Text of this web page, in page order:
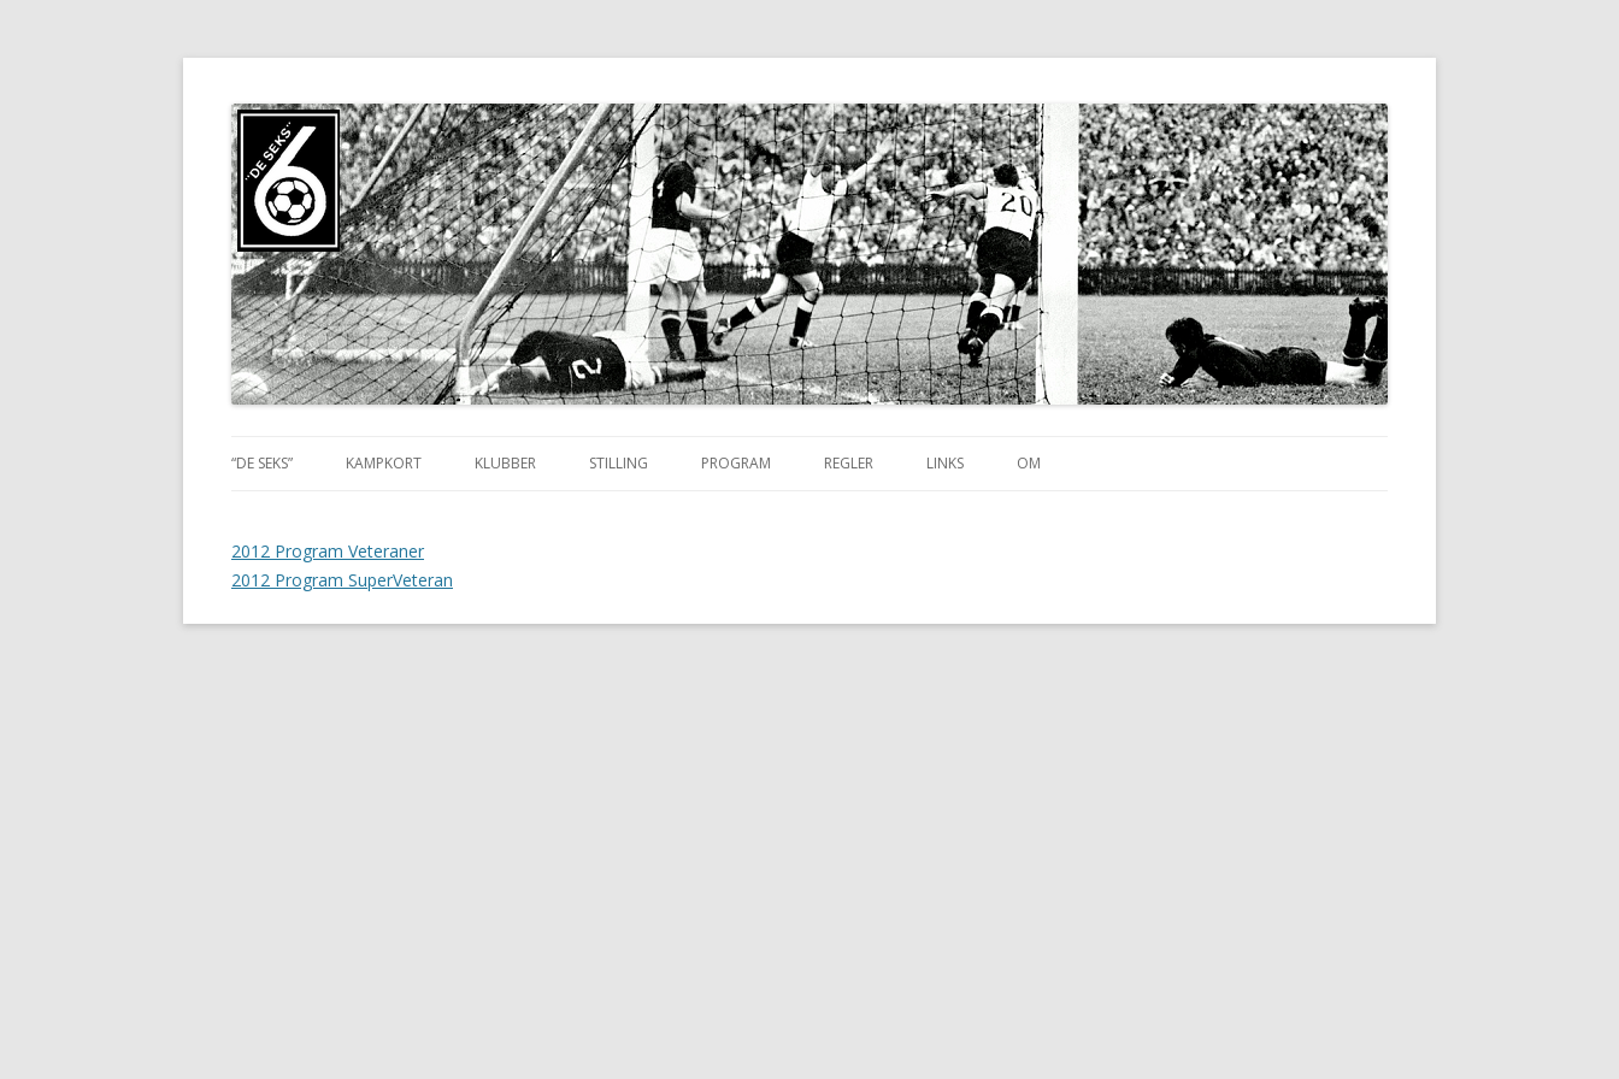
"DE SEKS"
“DE SEKS” KAMPKORT KLUBBER STILLING PROGRAM REGLER LINKS OM
2012 Program Veteraner
2012 Program SuperVeteran